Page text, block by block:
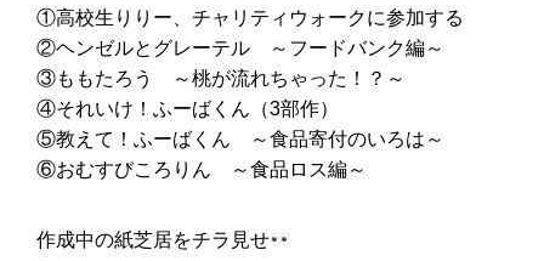
①高校生りりー、チャリティウォークに参加する
②ヘンゼルとグレーテル ～フードバンク編～
③ももたろう ～桃が流れちゃった！？～
④それいけ！ふーばくん（3部作）
⑤教えて！ふーばくん ～食品寄付のいろは～
⑥おむすびころりん ～食品ロス編～
作成中の紙芝居をチラ見せ